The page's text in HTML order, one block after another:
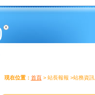
現在位置： 首頁> 站長報報 >站務資訊